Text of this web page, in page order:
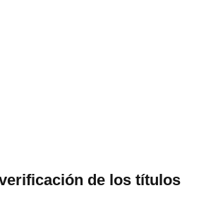
de los títulos